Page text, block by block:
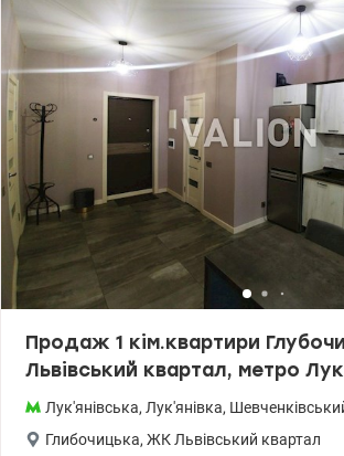
встановлені індивідуальні лічильники.
котельня. Поруч метро Лук’янівська, ТЦ
Novus, Sport Life, школа, лікарня та парк
зелений район поруч із центром Києва. Ціна
0509051192 Альона valion.ua/1103308
Продаж 1 кім.квартири
Львівський квартал, метро
Лук'янівська, Лук'янівка,
Глибочицька, ЖК Львівський квартал